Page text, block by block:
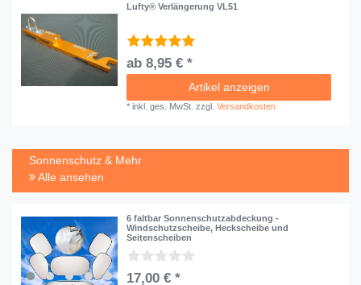
Lufty® Verlängerung VL51
ab 8,95 € *
Artikel anzeigen
*inkl. ges. MwSt. zzgl.Versandkosten
Sonnenschutz & Mehr
Alle ansehen
6 faltbar Sonnenschutzabdeckung -
Windschutzscheibe, Heckscheibe und
Seitenscheiben
17,00 € *